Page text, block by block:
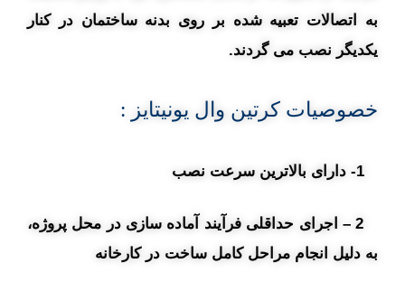
به اتصالات تعبیه شده بر روی بدنه ساختمان در کنار
یکدیگر نصب می گردند.
خصوصیات کرتین وال یونیتایز :
2 – اجرای حداقلی فرآیند آماده سازی در محل پروژه،
به دلیل انجام مراحل کامل ساخت در کارخانه